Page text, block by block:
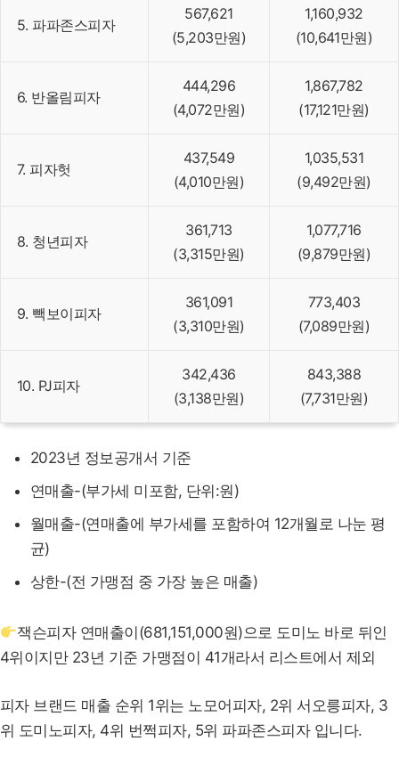
5. 파파존스피자
567,621
(5,203만원)
1,160,932
(10,641만원)
6. 반올림피자
444,296
(4,072만원)
1,867,782
(17,121만원)
7. 피자헛
437,549
(4,010만원)
1,035,531
(9,492만원)
8. 청년피자
361,713
(3,315만원)
1,077,716
(9,879만원)
9. 빽보이피자
361,091
(3,310만원)
773,403
(7,089만원)
10. PJ피자
342,436
(3,138만원)
843,388
(7,731만원)
2023년 정보공개서 기준
연매출-(부가세 미포함, 단위:원)
월매출-(연매출에 부가세를 포함하여 12개월로 나눈 평
균)
상한-(전 가맹점 중 가장 높은 매출)
잭슨피자 연매출이(681,151,000원)으로 도미노 바로 뒤인
4위이지만 23년 기준 가맹점이 41개라서 리스트에서 제외
피자 브랜드 매출 순위 1위는 노모어피자, 2위 서오릉피자, 3
위 도미노피자, 4위 번쩍피자, 5위 파파존스피자 입니다.